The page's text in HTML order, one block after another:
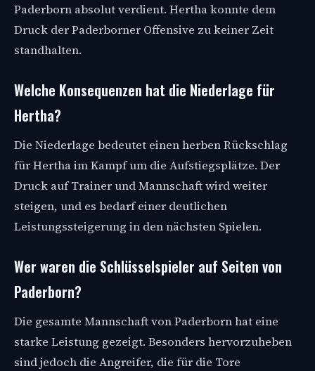
Paderborn absolut verdient. Hertha konnte dem
Druck der Paderborner Offensive zu keiner Zeit
standhalten.
Welche Konsequenzen hat die Niederlage für
Hertha?
Die Niederlage bedeutet einen herben Rückschlag
für Hertha im Kampf um die Aufstiegsplätze. Der
Druck auf Trainer und Mannschaft wird weiter
steigen, und es bedarf einer deutlichen
Leistungssteigerung in den nächsten Spielen.
Wer waren die Schlüsselspieler auf Seiten von
Paderborn?
Die gesamte Mannschaft von Paderborn hat eine
starke Leistung gezeigt. Besonders hervorzuheben
sind jedoch die Angreifer, die für die Tore